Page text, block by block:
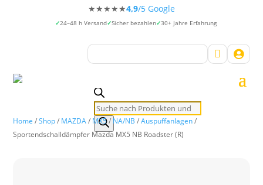
★★★★★4,9/5 Google
24–48 h Versand Sicher bezahlen 30+ Jahre Erfahrung


Products
search
Home /Shop/ MAZDA/ MX5/ NA/NB /Auspuffanlagen/
Sportendschalldämpfer Mazda MX5 NB Roadster (R)